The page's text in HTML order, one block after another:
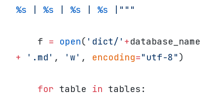
%s
%s %s %s |"""
    f
= open( 'dict/' +
+ '.md' , 'w' , encoding="utf-8" )
    for
table in tables: